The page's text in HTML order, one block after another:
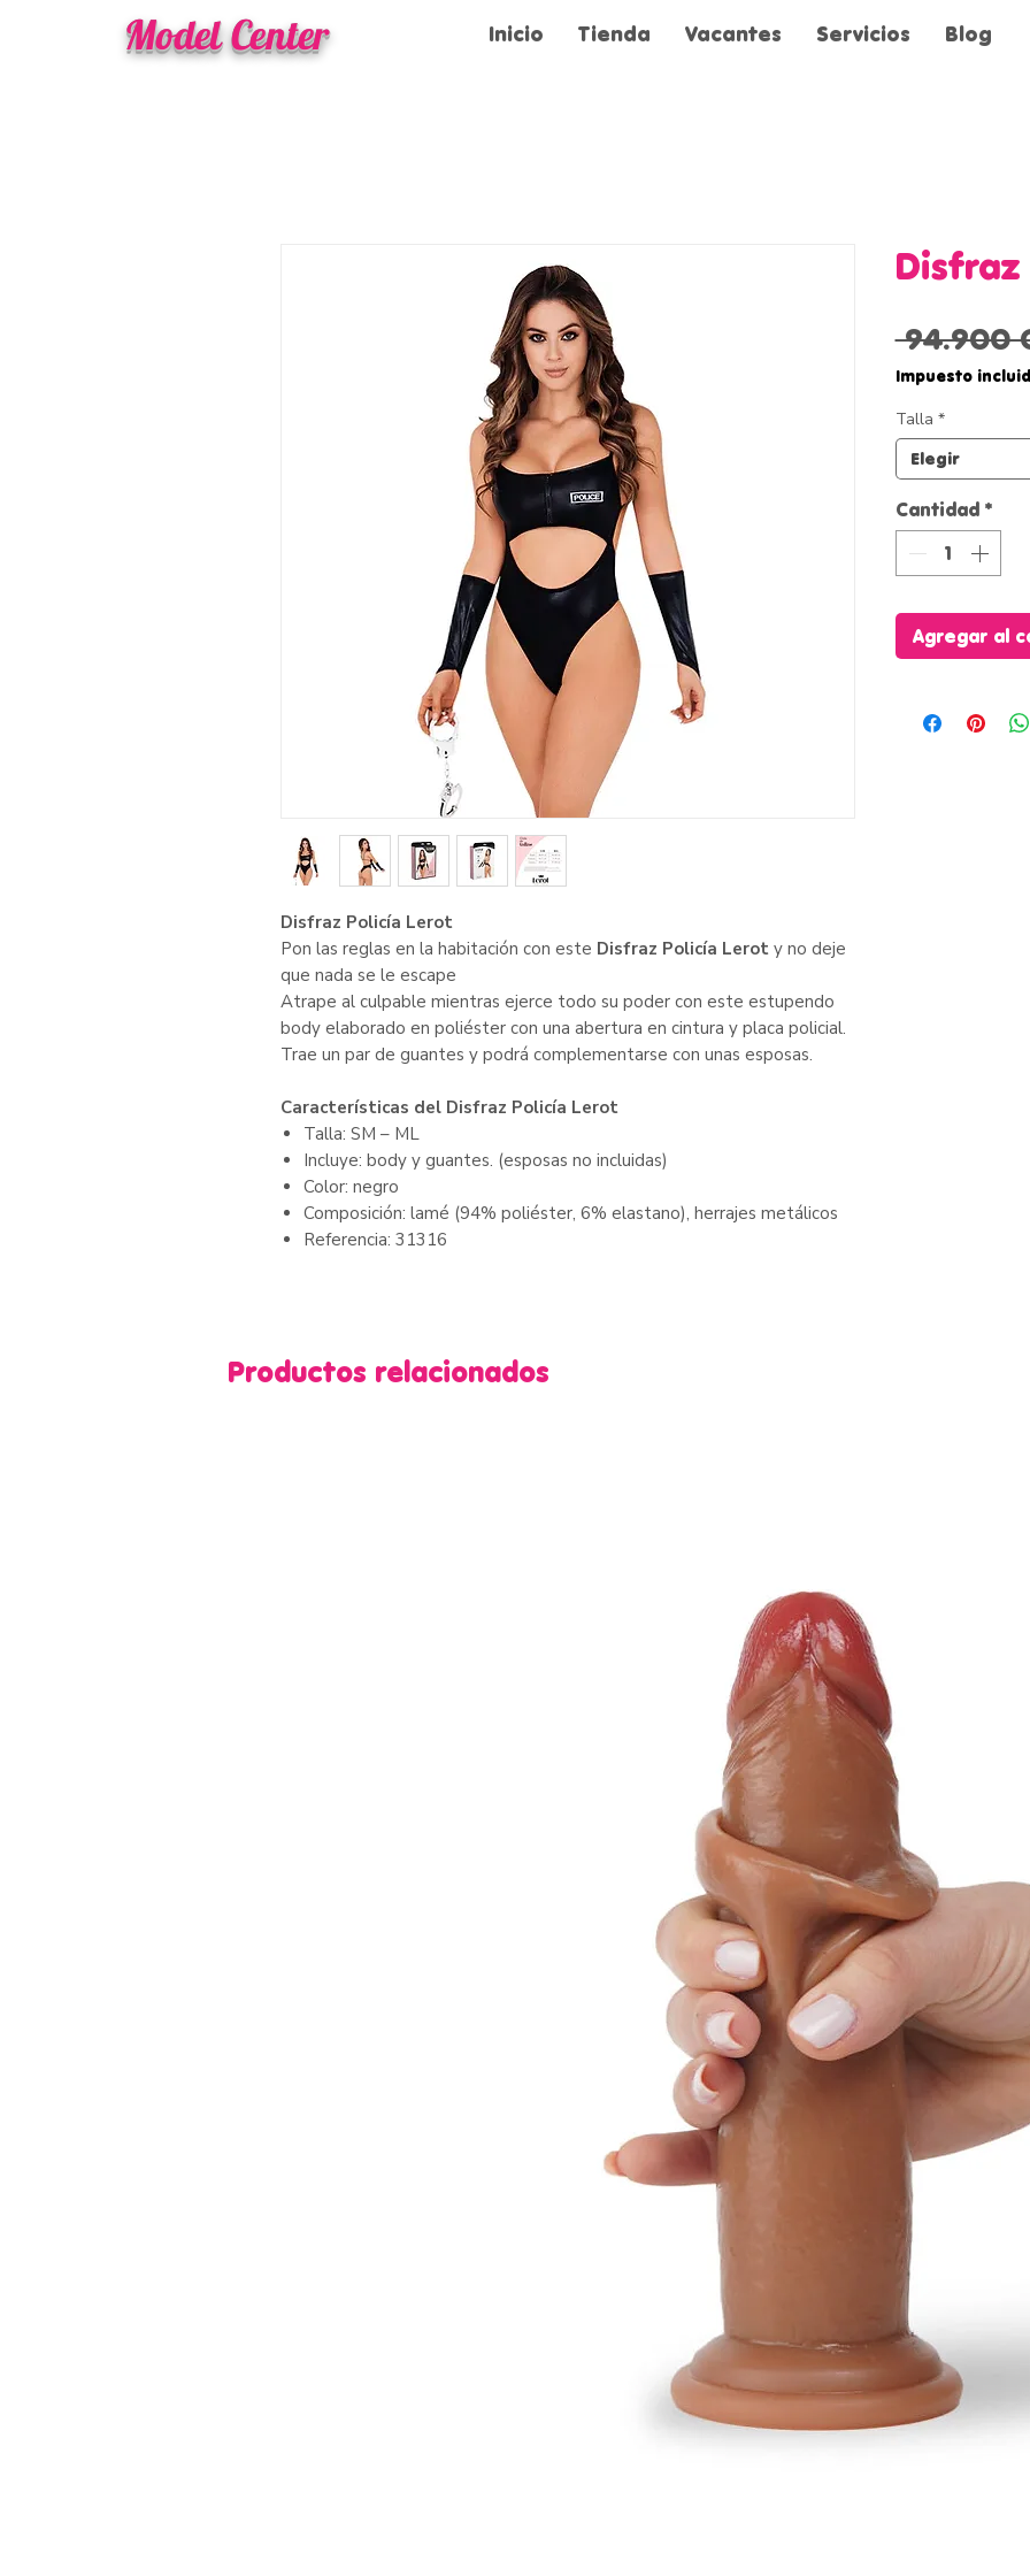
Model Center Inicio Tienda Vacantes Servicios Blog
Disfraz Policía Lerot
Pon las reglas en la habitación con este Disfraz Policía Leroty no deje
que nada se le escape
Atrape al culpable mientras ejerce todo su poder con este estupendo
body elaborado en poliéster con una abertura en cintura y placa policial.
Trae un par de guantes y podrá complementarse con unas esposas.
Características del Disfraz Policía Lerot
Talla: SM – ML
Incluye: body y guantes. (esposas no incluidas)
Color: negro
Composición: lamé (94% poliéster, 6% elastano), herrajes metálicos
Referencia: 31316
Disfraz
94.900
Impuesto
Talla *
Elegir
Cantidad *
Agregar al
Productos relacionados